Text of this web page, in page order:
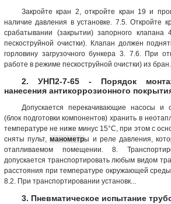
Закройте кран 2, откройте кран 19 и
наличие давления в установке. 7.5. Откройте
срабатывании (закрытии) запорного
пескоструйной очистки). Клапан должен
горловину загрузочного бункера 3. 7.6. При
работе в режиме пескоструйной очистки) из бран...
2. УНП2-7-65 - Порядок
нанесения антикоррозионного
Допускается перекачивающие насосы и
(блок подготовки компонентов) хранить в
температуре не ниже минус 15°С, при этом с
сняты пульт,манометры и реле давления,
отапливаемом помещении. 8.
допускается транспортировать любым видом
расстояния при температуре окружающей
8.2. При транспортировании установк...
3. Пневматическое испытание